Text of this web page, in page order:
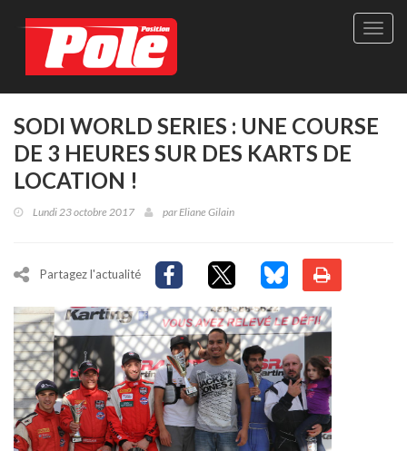
Site
-
SODI WORLD SERIES : UNE COURSE
DE 3 HEURES SUR DES KARTS DE
LOCATION !
Lundi 23 octobre 2017 parEliane Gilain
Partagez l'actualité